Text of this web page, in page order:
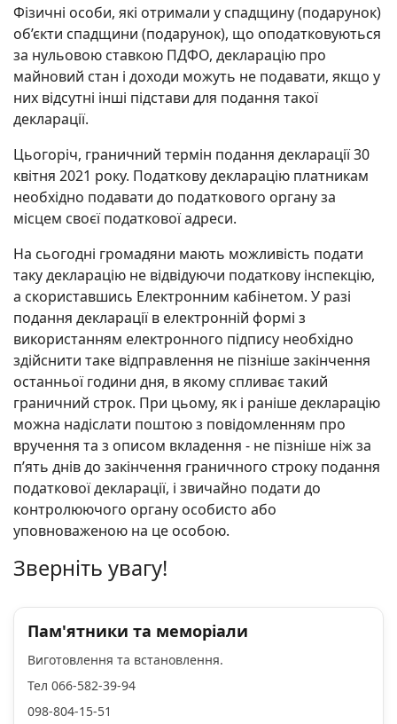
Фізичні особи, які отримали у спадщину (подарунок)
об’єкти спадщини (подарунок), що оподатковуються
за нульовою ставкою ПДФО, декларацію про
майновий стан і доходи можуть не подавати, якщо у
них відсутні інші підстави для подання такої
декларації.
Цьогоріч, граничний термін подання декларації 30
квітня 2021 року. Податкову декларацію платникам
необхідно подавати до податкового органу за
місцем своєї податкової адреси.
На сьогодні громадяни мають можливість подати
таку декларацію не відвідуючи податкову інспекцію,
а скориставшись Електронним кабінетом. У разі
подання декларації в електронній формі з
використанням електронного підпису необхідно
здійснити таке відправлення не пізніше закінчення
останньої години дня, в якому спливає такий
граничний строк. При цьому, як і раніше декларацію
можна надіслати поштою з повідомленням про
вручення та з описом вкладення - не пізніше ніж за
п’ять днів до закінчення граничного строку подання
податкової декларації, і звичайно подати до
контролюючого органу особисто або
уповноваженою на це особою.
Зверніть увагу!
Пам'ятники та меморіали
Виготовлення та встановлення.
Тел 066-582-39-94
098-804-15-51